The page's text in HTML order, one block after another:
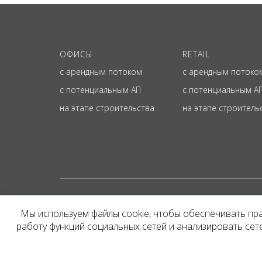
ОФИСЫ
с арендным потоком
с потенциальным АП
на этапе строительства
RETAIL
с арендным
с потенциальным
на этапе
Представленная на
и не является
Мы используем файлы cookie, чтобы обеспечивать
работу функций социальных сетей и анализировать